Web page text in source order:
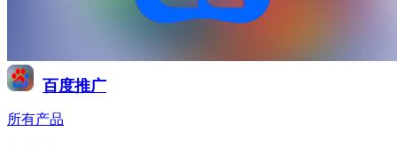
百度推广
所有产品